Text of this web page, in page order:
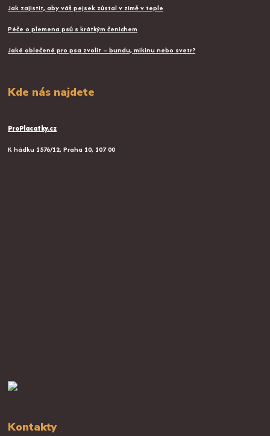
Jak zajistit, aby váš pejsek zůstal v zimě v teple
Péče o plemena psů s krátkým čenichem
Jaké oblečené pro psa zvolit – bundu, mikinu nebo svetr?
Kde nás najdete
ProPlacatky.cz
K hádku 1576/12, Praha 10, 107 00
Kontakty